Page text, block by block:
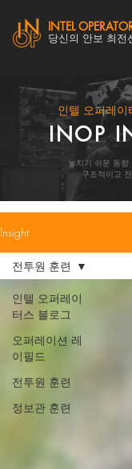
INTEL
당신의 안보 최전
인텔 오퍼레이
INOP
놓치기 쉬운 동
구조적이고
Insight
인텔 오퍼레이
터스 블로그
오퍼레이션 레
이필드
전투원 훈련
정보관 훈련
전투원 훈련